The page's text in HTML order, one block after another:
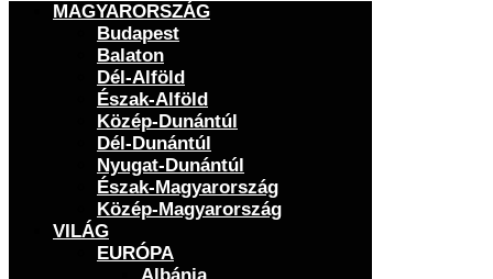
MAGYARORSZÁG
Budapest
Balaton
Dél-Alföld
Észak-Alföld
Közép-Dunántúl
Dél-Dunántúl
Nyugat-Dunántúl
Észak-Magyarország
Közép-Magyarország
VILÁG
EURÓPA